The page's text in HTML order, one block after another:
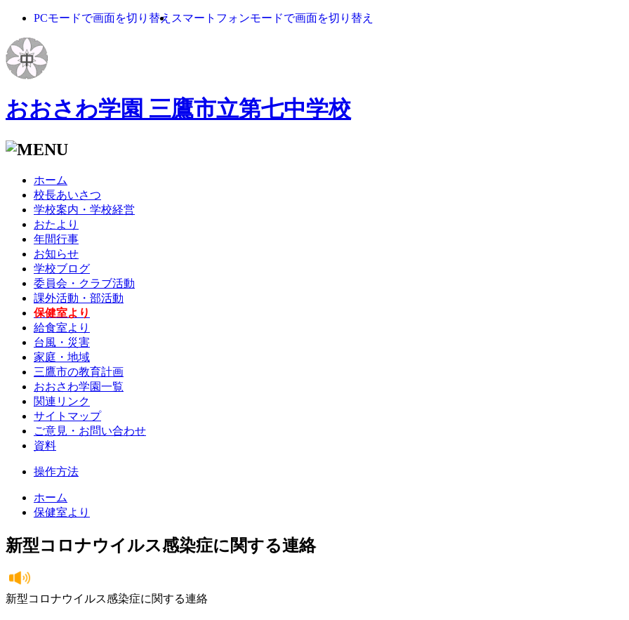
PCモードで画面を切り替え スマートフォンモードで画面を切り替え
おおさわ学園 三鷹市立第七中学校
ホーム
校長あいさつ
学校案内・学校経営
おたより
年間行事
お知らせ
学校ブログ
委員会・クラブ活動
課外活動・部活動
保健室より
給食室より
台風・災害
家庭・地域
三鷹市の教育計画
おおさわ学園一覧
関連リンク
サイトマップ
ご意見・お問い合わせ
資料
操作方法
ホーム
保健室より
新型コロナウイルス感染症に関する連絡
新型コロナウイルス感染症に関する連絡